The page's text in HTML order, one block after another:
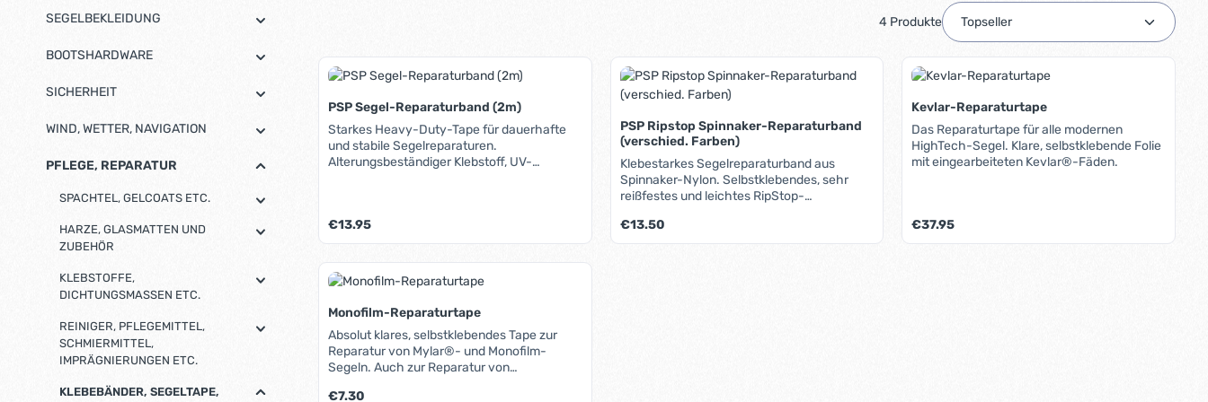
SEGELBEKLEIDUNG
BOOTSHARDWARE
SICHERHEIT
WIND, WETTER, NAVIGATION
PFLEGE, REPARATUR
SPACHTEL, GELCOATS ETC.
HARZE, GLASMATTEN UND
ZUBEHÖR
KLEBSTOFFE,
DICHTUNGSMASSEN ETC.
REINIGER, PFLEGEMITTEL,
SCHMIERMITTEL,
IMPRÄGNIERUNGEN ETC.
KLEBEBÄNDER, SEGELTAPE,
4 Produkte
PSP Segel-Reparaturband (2m)
Starkes Heavy-Duty-Tape für dauerhafte
und stabile Segelreparaturen.
Alterungsbeständiger Klebstoff, UV-
Regulärer Preis:
€13.95
Produkt Anzahl: Gib den gewünschten Wert ein oder benutze die Schaltflächen um die
PSP Ripstop Spinnaker-Reparaturband
(verschied. Farben)
Klebestarkes Segelreparaturband aus
Spinnaker-Nylon. Selbstklebendes, sehr
reißfestes und leichtes RipStop-
dauerhaften Reparatur von
Leichtwindsegeln wie Spinnaker, Gennaker
Regulärer Preis:
€13.50
Kevlar-Reparaturtape
Das Reparaturtape für alle modernen
HighTech-Segel. Klare, selbstklebende Folie
mit eingearbeiteten Kevlar®-Fäden.
Regulärer Preis:
€37.95
Monofilm-Reparaturtape
Absolut klares, selbstklebendes Tape zur
Reparatur von Mylar®- und Monofilm-
Segeln. Auch zur Reparatur von
Regulärer Preis:
€7.30